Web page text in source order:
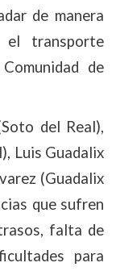
de manera
transporte
de
del Real),
Luis Guadalix
(Guadalix
que sufren
falta de
para